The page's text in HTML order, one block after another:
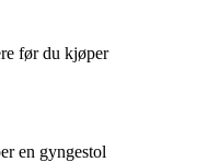
før du kjøper
en gyngestol